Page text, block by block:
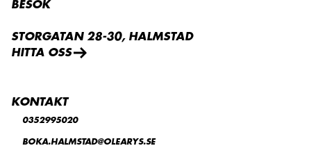
BESÖK
STORGATAN 28-30, HALMSTAD
HITTA OSS
KONTAKT
0352995020
BOKA.HALMSTAD@OLEARYS.SE